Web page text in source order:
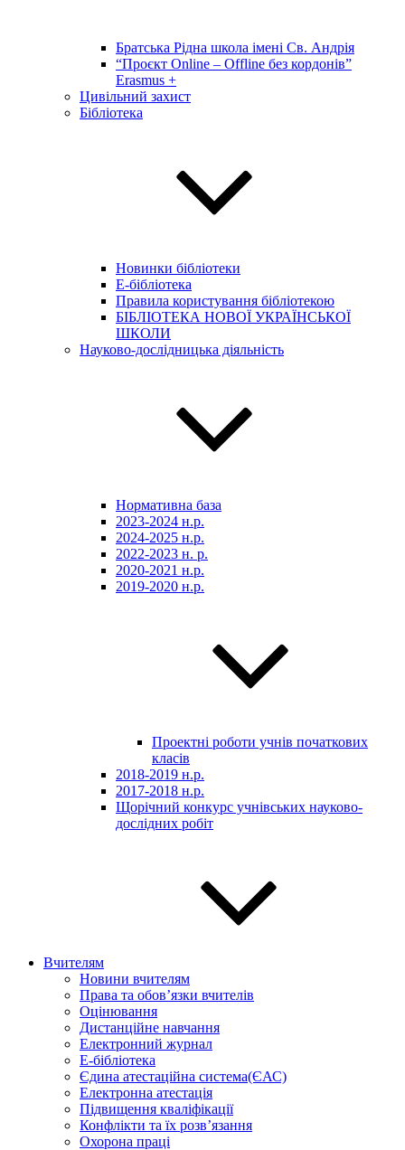
Братська Рідна школа імені Св. Андрія
“Проєкт Online – Offline без кордонів”
Erasmus +
Цивільний захист
Бібліотека
Новинки бібліотеки
E-бібліотека
Правила користування бібліотекою
БІБЛІОТЕКА НОВОЇ УКРАЇНСЬКОЇ
ШКОЛИ
Науково-дослідницька діяльність
Нормативна база
2023-2024 н.р.
2024-2025 н.р.
2022-2023 н. р.
2020-2021 н.р.
2019-2020 н.р.
Проектні роботи учнів початкових
класів
2018-2019 н.р.
2017-2018 н.р.
Щорічний конкурс учнівських науково-
дослідних робіт
Вчителям
Новини вчителям
Права та обов’язки вчителів
Оцінювання
Дистанційне навчання
Електронний журнал
E-бібліотека
Єдина атестаційна система(ЄАС)
Електронна атестація
Підвищення кваліфікації
Конфлікти та їх розв’язання
Охорона праці